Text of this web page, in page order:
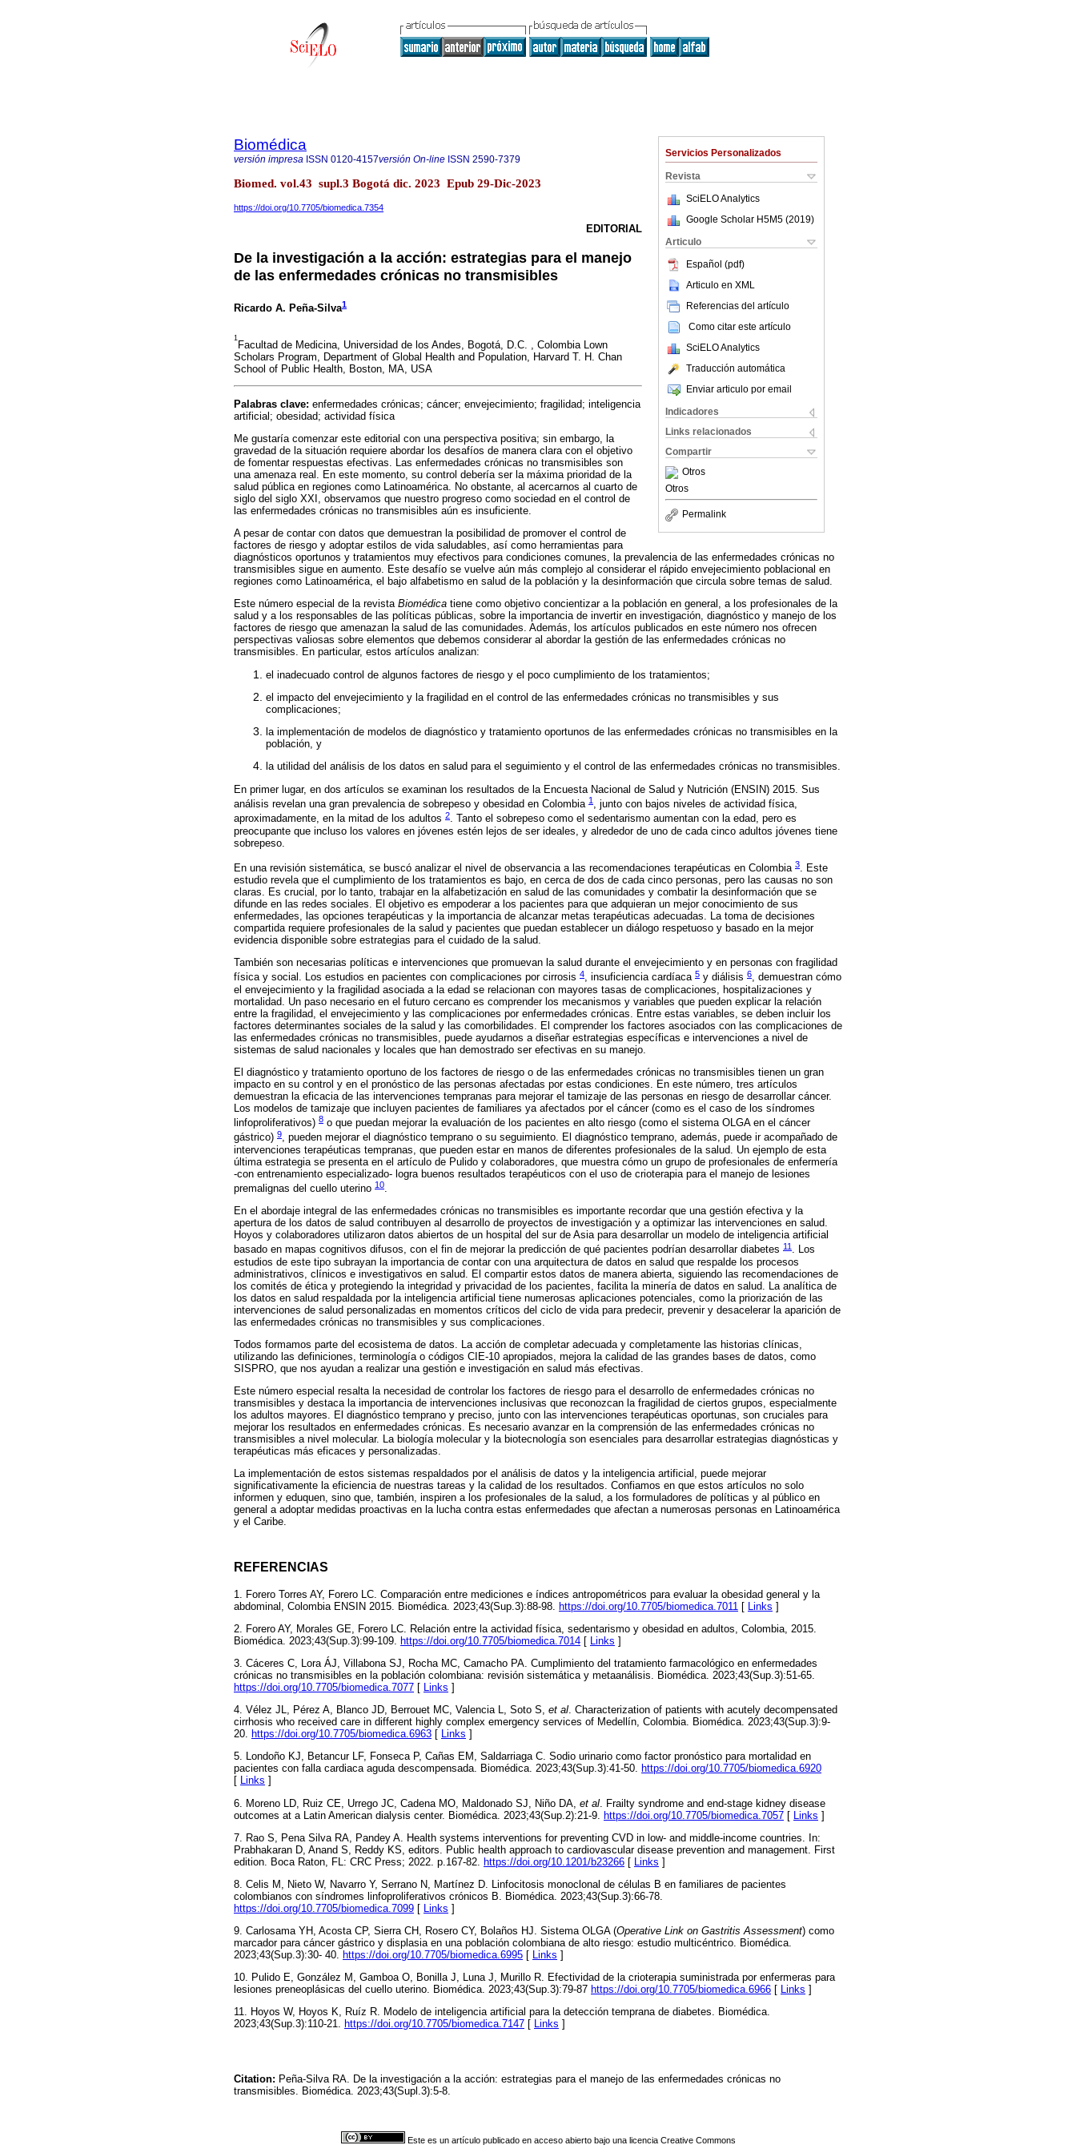
Servicios Personalizados
Revista
SciELO Analytics
Google Scholar H5M5 (2019)
Articulo
Español (pdf)
Articulo en XML
Referencias del artículo
Como citar este artículo
SciELO Analytics
Traducción automática
Enviar articulo por email
Indicadores
Links relacionados
Compartir
Otros
Otros
Permalink
Biomédica
versión impresa ISSN 0120-4157versión On-line ISSN 2590-7379
Biomed. vol.43 supl.3 Bogotá dic. 2023 Epub 29-Dic-2023
https://doi.org/10.7705/biomedica.7354
EDITORIAL
De la investigación a la acción: estrategias para el manejo
de las enfermedades crónicas no transmisibles
Ricardo A. Peña-Silva1
1
Facultad de Medicina, Universidad de los Andes, Bogotá, D.C. , Colombia Lown
Scholars Program, Department of Global Health and Population, Harvard T. H. Chan
School of Public Health, Boston, MA, USA
Palabras clave: enfermedades crónicas; cáncer; envejecimiento; fragilidad; inteligencia
artificial; obesidad; actividad física
Me gustaría comenzar este editorial con una perspectiva positiva; sin embargo, la
gravedad de la situación requiere abordar los desafíos de manera clara con el objetivo
de fomentar respuestas efectivas. Las enfermedades crónicas no transmisibles son
una amenaza real. En este momento, su control debería ser la máxima prioridad de la
salud pública en regiones como Latinoamérica. No obstante, al acercarnos al cuarto de
siglo del siglo XXI, observamos que nuestro progreso como sociedad en el control de
las enfermedades crónicas no transmisibles aún es insuficiente.
A pesar de contar con datos que demuestran la posibilidad de promover el control de
factores de riesgo y adoptar estilos de vida saludables, así como herramientas para
diagnósticos oportunos y tratamientos muy efectivos para condiciones comunes, la prevalencia de las enfermedades crónicas no
transmisibles sigue en aumento. Este desafío se vuelve aún más complejo al considerar el rápido envejecimiento poblacional en
regiones como Latinoamérica, el bajo alfabetismo en salud de la población y la desinformación que circula sobre temas de salud.
Este número especial de la revista Biomédica tiene como objetivo concientizar a la población en general, a los profesionales de la
salud y a los responsables de las políticas públicas, sobre la importancia de invertir en investigación, diagnóstico y manejo de los
factores de riesgo que amenazan la salud de las comunidades. Además, los artículos publicados en este número nos ofrecen
perspectivas valiosas sobre elementos que debemos considerar al abordar la gestión de las enfermedades crónicas no
transmisibles. En particular, estos artículos analizan:
el inadecuado control de algunos factores de riesgo y el poco cumplimiento de los tratamientos;
el impacto del envejecimiento y la fragilidad en el control de las enfermedades crónicas no transmisibles y sus
complicaciones;
la implementación de modelos de diagnóstico y tratamiento oportunos de las enfermedades crónicas no transmisibles en la
población, y
la utilidad del análisis de los datos en salud para el seguimiento y el control de las enfermedades crónicas no transmisibles.
En primer lugar, en dos artículos se examinan los resultados de la Encuesta Nacional de Salud y Nutrición (ENSIN) 2015. Sus
análisis revelan una gran prevalencia de sobrepeso y obesidad en Colombia 1 , junto con bajos niveles de actividad física,
aproximadamente, en la mitad de los adultos 2. Tanto el sobrepeso como el sedentarismo aumentan con la edad, pero es
preocupante que incluso los valores en jóvenes estén lejos de ser ideales, y alrededor de uno de cada cinco adultos jóvenes tiene
sobrepeso.
En una revisión sistemática, se buscó analizar el nivel de observancia a las recomendaciones terapéuticas en Colombia 3. Este
estudio revela que el cumplimiento de los tratamientos es bajo, en cerca de dos de cada cinco personas, pero las causas no son
claras. Es crucial, por lo tanto, trabajar en la alfabetización en salud de las comunidades y combatir la desinformación que se
difunde en las redes sociales. El objetivo es empoderar a los pacientes para que adquieran un mejor conocimiento de sus
enfermedades, las opciones terapéuticas y la importancia de alcanzar metas terapéuticas adecuadas. La toma de decisiones
compartida requiere profesionales de la salud y pacientes que puedan establecer un diálogo respetuoso y basado en la mejor
evidencia disponible sobre estrategias para el cuidado de la salud.
También son necesarias políticas e intervenciones que promuevan la salud durante el envejecimiento y en personas con fragilidad
física y social. Los estudios en pacientes con complicaciones por cirrosis 4, insuficiencia cardíaca 5 y diálisis 6, demuestran cómo
el envejecimiento y la fragilidad asociada a la edad se relacionan con mayores tasas de complicaciones, hospitalizaciones y
mortalidad. Un paso necesario en el futuro cercano es comprender los mecanismos y variables que pueden explicar la relación
entre la fragilidad, el envejecimiento y las complicaciones por enfermedades crónicas. Entre estas variables, se deben incluir los
factores determinantes sociales de la salud y las comorbilidades. El comprender los factores asociados con las complicaciones de
las enfermedades crónicas no transmisibles, puede ayudarnos a diseñar estrategias específicas e intervenciones a nivel de
sistemas de salud nacionales y locales que han demostrado ser efectivas en su manejo.
El diagnóstico y tratamiento oportuno de los factores de riesgo o de las enfermedades crónicas no transmisibles tienen un gran
impacto en su control y en el pronóstico de las personas afectadas por estas condiciones. En este número, tres artículos
demuestran la eficacia de las intervenciones tempranas para mejorar el tamizaje de las personas en riesgo de desarrollar cáncer.
Los modelos de tamizaje que incluyen pacientes de familiares ya afectados por el cáncer (como es el caso de los síndromes
linfoproliferativos) 8 o que puedan mejorar la evaluación de los pacientes en alto riesgo (como el sistema OLGA en el cáncer
gástrico) 9, pueden mejorar el diagnóstico temprano o su seguimiento. El diagnóstico temprano, además, puede ir acompañado de
intervenciones terapéuticas tempranas, que pueden estar en manos de diferentes profesionales de la salud. Un ejemplo de esta
última estrategia se presenta en el artículo de Pulido y colaboradores, que muestra cómo un grupo de profesionales de enfermería
-con entrenamiento especializado- logra buenos resultados terapéuticos con el uso de crioterapia para el manejo de lesiones
premalignas del cuello uterino 10.
En el abordaje integral de las enfermedades crónicas no transmisibles es importante recordar que una gestión efectiva y la
apertura de los datos de salud contribuyen al desarrollo de proyectos de investigación y a optimizar las intervenciones en salud.
Hoyos y colaboradores utilizaron datos abiertos de un hospital del sur de Asia para desarrollar un modelo de inteligencia artificial
basado en mapas cognitivos difusos, con el fin de mejorar la predicción de qué pacientes podrían desarrollar diabetes 11 . Los
estudios de este tipo subrayan la importancia de contar con una arquitectura de datos en salud que respalde los procesos
administrativos, clínicos e investigativos en salud. El compartir estos datos de manera abierta, siguiendo las recomendaciones de
los comités de ética y protegiendo la integridad y privacidad de los pacientes, facilita la minería de datos en salud. La analítica de
los datos en salud respaldada por la inteligencia artificial tiene numerosas aplicaciones potenciales, como la priorización de las
intervenciones de salud personalizadas en momentos críticos del ciclo de vida para predecir, prevenir y desacelerar la aparición de
las enfermedades crónicas no transmisibles y sus complicaciones.
Todos formamos parte del ecosistema de datos. La acción de completar adecuada y completamente las historias clínicas,
utilizando las definiciones, terminología o códigos CIE-10 apropiados, mejora la calidad de las grandes bases de datos, como
SISPRO, que nos ayudan a realizar una gestión e investigación en salud más efectivas.
Este número especial resalta la necesidad de controlar los factores de riesgo para el desarrollo de enfermedades crónicas no
transmisibles y destaca la importancia de intervenciones inclusivas que reconozcan la fragilidad de ciertos grupos, especialmente
los adultos mayores. El diagnóstico temprano y preciso, junto con las intervenciones terapéuticas oportunas, son cruciales para
mejorar los resultados en enfermedades crónicas. Es necesario avanzar en la comprensión de las enfermedades crónicas no
transmisibles a nivel molecular. La biología molecular y la biotecnología son esenciales para desarrollar estrategias diagnósticas y
terapéuticas más eficaces y personalizadas.
La implementación de estos sistemas respaldados por el análisis de datos y la inteligencia artificial, puede mejorar
significativamente la eficiencia de nuestras tareas y la calidad de los resultados. Confiamos en que estos artículos no solo
informen y eduquen, sino que, también, inspiren a los profesionales de la salud, a los formuladores de políticas y al público en
general a adoptar medidas proactivas en la lucha contra estas enfermedades que afectan a numerosas personas en Latinoamérica
y el Caribe.
REFERENCIAS
1. Forero Torres AY, Forero LC. Comparación entre mediciones e índices antropométricos para evaluar la obesidad general y la
abdominal, Colombia ENSIN 2015. Biomédica. 2023;43(Sup.3):88-98. https://doi.org/10.7705/biomedica.7011 [ Links ]
2. Forero AY, Morales GE, Forero LC. Relación entre la actividad física, sedentarismo y obesidad en adultos, Colombia, 2015.
Biomédica. 2023;43(Sup.3):99-109.
https://doi.org/10.7705/biomedica.7014 [ Links ]
3. Cáceres C, Lora ÁJ, Villabona SJ, Rocha MC, Camacho PA. Cumplimiento del tratamiento farmacológico en enfermedades
crónicas no transmisibles en la población colombiana: revisión sistemática y metaanálisis. Biomédica. 2023;43(Sup.3):51-65.
https://doi.org/10.7705/biomedica.7077 [ Links ]
4. Vélez JL, Pérez A, Blanco JD, Berrouet MC, Valencia L, Soto S, et al. Characterization of patients with acutely decompensated
cirrhosis who received care in different highly complex emergency services of Medellín, Colombia. Biomédica. 2023;43(Sup.3):9-
20. https://doi.org/10.7705/biomedica.6963 [ Links ]
5. Londoño KJ, Betancur LF, Fonseca P, Cañas EM, Saldarriaga C. Sodio urinario como factor pronóstico para mortalidad en
pacientes con falla cardiaca aguda descompensada. Biomédica. 2023;43(Sup.3):41-50. https://doi.org/10.7705/biomedica.6920
[ Links ]
6. Moreno LD, Ruiz CE, Urrego JC, Cadena MO, Maldonado SJ, Niño DA, et al . Frailty syndrome and end-stage kidney disease
outcomes at a Latin American dialysis center. Biomédica. 2023;43(Sup.2):21-9. https://doi.org/10.7705/biomedica.7057 [ Links ]
7. Rao S, Pena Silva RA, Pandey A. Health systems interventions for preventing CVD in low- and middle-income countries. In:
Prabhakaran D, Anand S, Reddy KS, editors. Public health approach to cardiovascular disease prevention and management. First
edition. Boca Raton, FL: CRC Press; 2022. p.167-82. https://doi.org/10.1201/b23266 [ Links ]
8. Celis M, Nieto W, Navarro Y, Serrano N, Martínez D. Linfocitosis monoclonal de células B en familiares de pacientes
colombianos con síndromes linfoproliferativos crónicos B. Biomédica. 2023;43(Sup.3):66-78.
https://doi.org/10.7705/biomedica.7099 [ Links ]
9. Carlosama YH, Acosta CP, Sierra CH, Rosero CY, Bolaños HJ. Sistema OLGA (Operative Link on Gastritis Assessment) como
marcador para cáncer gástrico y displasia en una población colombiana de alto riesgo: estudio multicéntrico. Biomédica.
2023;43(Sup.3):30- 40. https://doi.org/10.7705/biomedica.6995 [ Links ]
10. Pulido E, González M, Gamboa O, Bonilla J, Luna J, Murillo R. Efectividad de la crioterapia suministrada por enfermeras para
lesiones preneoplásicas del cuello uterino. Biomédica. 2023;43(Sup.3):79-87 https://doi.org/10.7705/biomedica.6966 [ Links ]
11. Hoyos W, Hoyos K, Ruíz R. Modelo de inteligencia artificial para la detección temprana de diabetes. Biomédica.
2023;43(Sup.3):110-21. https://doi.org/10.7705/biomedica.7147 [ Links ]
Citation: Peña-Silva RA. De la investigación a la acción: estrategias para el manejo de las enfermedades crónicas no
transmisibles. Biomédica. 2023;43(Supl.3):5-8.
Este es un artículo publicado en acceso abierto bajo una licencia Creative Commons